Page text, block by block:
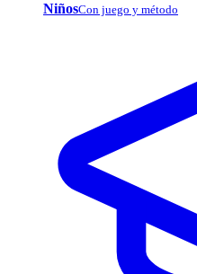
NiñosCon juego y método